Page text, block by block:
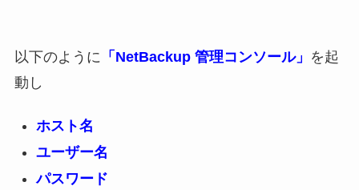
以下のように 「NetBackup 管理コンソール」 を起
動し
ホスト名
ユーザー名
パスワード